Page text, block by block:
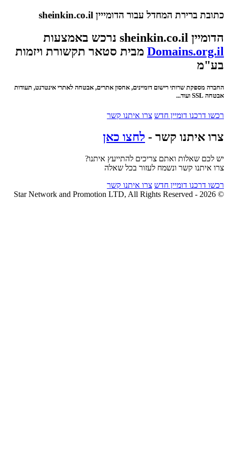
כתובת ברירת המחדל עבור הדומייין sheinkin.co.il
הדומיין sheinkin.co.il נרכש באמצעות
Domains.org.il מבית סטאר תקשורת ויזמות
בע"מ
החברה מספקת שרותי רישום דומיינים, אחסון אתרים, אבטחה לאתרי אינטרנט, תעודות
אבטחה SSL ועוד...
רכשו דרכנו דומיין חדש צרו איתנו קשר
צרו איתנו קשר - לחצו כאן
יש לכם שאלות ואתם צריכים להתייעץ איתנו?
צרו איתנו קשר ונשמח לעזור בכל שאלה
רכשו דרכנו דומיין חדש צרו איתנו קשר
© 2026 - Star Network and Promotion LTD, All Rights Reserved